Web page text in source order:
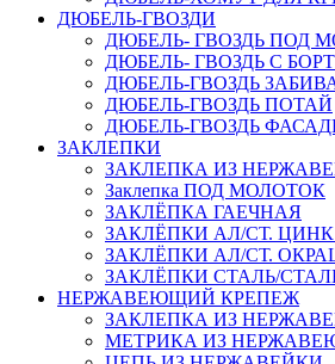
ДЮБЕЛЬ-ГВОЗДИ
ДЮБЕЛЬ- ГВОЗДЬ ПОД
ДЮБЕЛЬ- ГВОЗДЬ С
ДЮБЕЛЬ-ГВОЗДЬ
ДЮБЕЛЬ-ГВОЗДЬ ПОТАЙ
ДЮБЕЛЬ-ГВОЗДЬ
ЗАКЛЕПКИ
ЗАКЛЕПКА ИЗ
Заклепка ПОД МОЛОТОК
ЗАКЛЁПКА ГАЕЧНАЯ
ЗАКЛЁПКИ АЛ/СТ. ЦИНК
ЗАКЛЁПКИ АЛ/СТ.
ЗАКЛЁПКИ СТАЛЬ/
НЕРЖАВЕЮЩИЙ КРЕПЕЖ
ЗАКЛЕПКА ИЗ
МЕТРИКА ИЗ